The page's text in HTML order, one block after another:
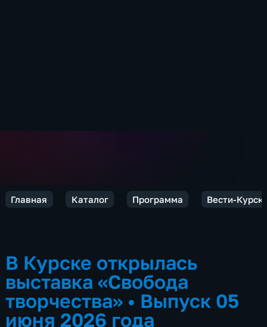
Главная Каталог Программа Вести-Курск
В Курске открылась
выставка «Свобода
творчества» • Выпуск 05
июня 2026 года